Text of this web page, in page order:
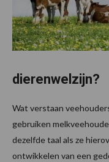
dierenwelzijn?
Wat verstaan
gebruiken
dezelfde taal als ze
ontwikkelen van een